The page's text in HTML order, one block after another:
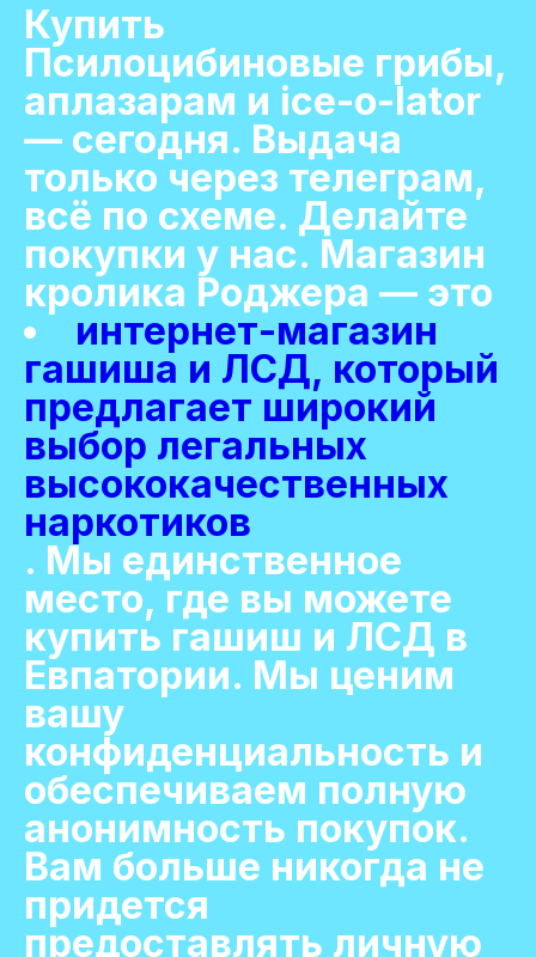
Купить
Псилоцибиновые грибы,
аплазарам и ice-o-lator
— сегодня. Выдача
только через телеграм,
всё по схеме. Делайте
покупки у нас. Магазин
кролика Роджера — это
интернет-магазин
гашиша и ЛСД, который
предлагает широкий
выбор легальных
высококачественных
наркотиков
. Мы единственное
место, где вы можете
купить гашиш и ЛСД в
Евпатории. Мы ценим
вашу
конфиденциальность и
обеспечиваем полную
анонимность покупок.
Вам больше никогда не
придется
предоставлять личную